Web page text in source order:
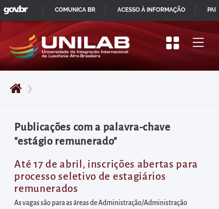
Pular
para
início
do
principal
Acessar
diretamente
o
menu
principal
Acessar
❯
Publicações com a palavra-chave
"estágio remunerado"
Até 17 de abril, inscrições abertas para
processo seletivo de estagiários
remunerados
As vagas são para as áreas de Administração/Administração
IR
PARA
CONTEÚDO
GOVBR
COMUNICA BR ACESSO À INFORMAÇÃO